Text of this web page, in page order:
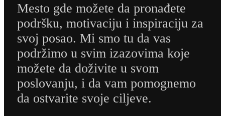
Mesto gde možete da pronađete
podršku, motivaciju i inspiraciju za
svoj posao. Mi smo tu da vas
podržimo u svim izazovima koje
možete da doživite u svom
poslovanju, i da vam pomognemo
da ostvarite svoje ciljeve.